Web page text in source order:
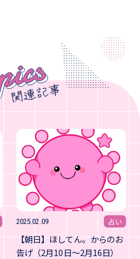
2025.02.09 占い
【朝日】ほしてん。からのお
告げ（2月10日～2月16日）